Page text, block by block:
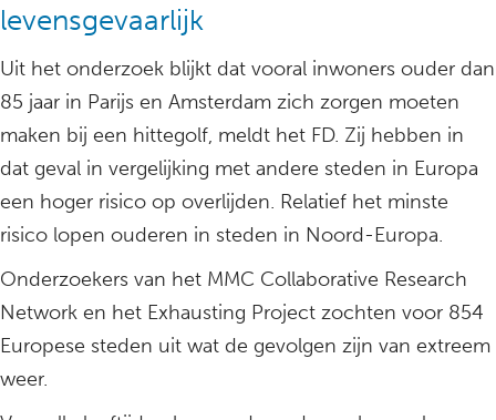
levensgevaarlijk
Uit het onderzoek blijkt dat vooral inwoners ouder dan
85 jaar in Parijs en Amsterdam zich zorgen moeten
maken bij een hittegolf, meldt het FD. Zij hebben in
dat geval in vergelijking met andere steden in Europa
een hoger risico op overlijden. Relatief het minste
risico lopen ouderen in steden in Noord-Europa.
Onderzoekers van het MMC Collaborative Research
Network en het Exhausting Project zochten voor 854
Europese steden uit wat de gevolgen zijn van extreem
weer.